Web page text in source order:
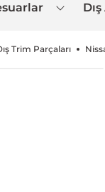
Trim Parçaları